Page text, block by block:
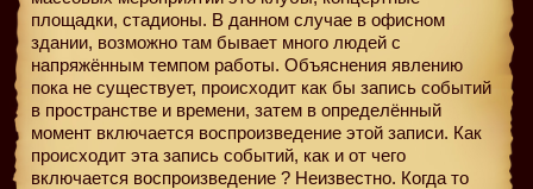
площадки, стадионы. В данном случае в офисном
здании, возможно там бывает много людей с
напряжённым темпом работы. Объяснения явлению
пока не существует, происходит как бы запись событий
в пространстве и времени, затем в определённый
момент включается воспроизведение этой записи. Как
происходит эта запись событий, как и от чего
включается воспроизведение ? Неизвестно. Когда то